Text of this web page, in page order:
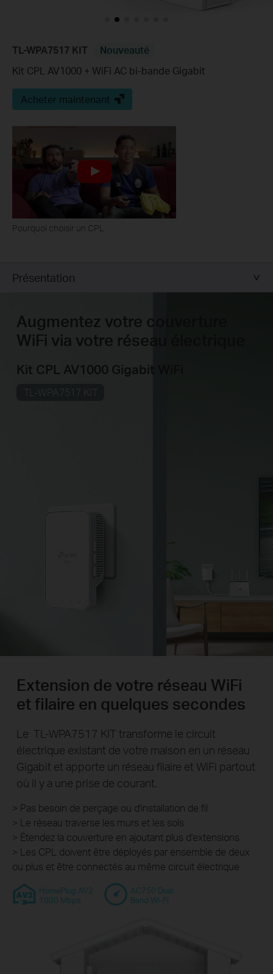
TL-WPA7517 KIT
Nouveauté
Kit CPL AV1000 + WiFi AC bi-bande Gigabit
Acheter maintenant
Pourquoi choisir un CPL
Présentation
Augmentez votre couverture
WiFi via votre réseau électrique
Kit CPL AV1000 Gigabit
TL-WPA7517 KIT
Extension de votre réseau WiFi
et filaire en quelques secondes
Le TL-WPA7517 KIT transforme le circuit
électrique existant de votre maison en un réseau
Gigabit et apporte un réseau filaire et WiFi partout
où il y a une prise de courant.
> Pas besoin de perçage ou d'installation de fil
> Le réseau traverse les murs et les sols
> Étendez la couverture en ajoutant plus d'extensions
> Les CPL doivent être déployés par ensemble de deux
ou plus et être connectés au même circuit électrique
HomePlug AV2
1000 Mbps
AC750 Dual
Band Wi-Fi